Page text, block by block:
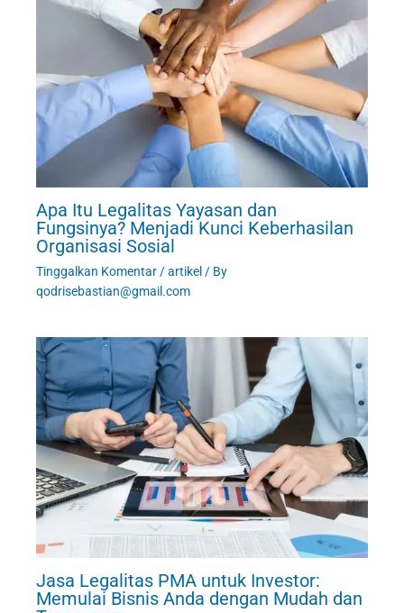
Apa Itu Legalitas Yayasan dan
Fungsinya? Menjadi Kunci Keberhasilan
Organisasi Sosial
Tinggalkan Komentar/artikel / By
qodrisebastian@gmail.com
Jasa Legalitas PMA untuk Investor:
Memulai Bisnis Anda dengan Mudah dan